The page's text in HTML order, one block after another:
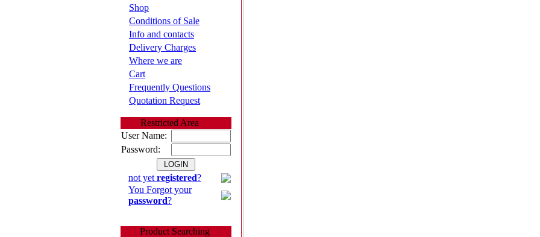
Shop
Conditions of Sale
Info and contacts
Delivery Charges
Where we are
Cart
Frequently Questions
Quotation Request
Restricted Area
User Name:
Password:
not yet registered?
You Forgot your
password?
Product Searching